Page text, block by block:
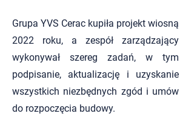
Grupa YVS Cerac kupiła projekt wiosną
2022 roku, a zespół zarządzający
wykonywał szereg zadań, w tym
podpisanie, aktualizację i uzyskanie
wszystkich niezbędnych zgód i umów
do rozpoczęcia budowy.